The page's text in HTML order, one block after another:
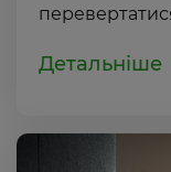
Детальніше